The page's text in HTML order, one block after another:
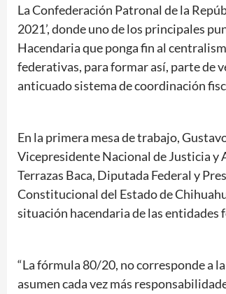
La Confederación Patronal de la
2021’, donde uno de los principales
Hacendaria que ponga fin al
federativas, para formar así, parte de
anticuado sistema de coordinación
En la primera mesa de trabajo,
Vicepresidente Nacional de Justicia y
Terrazas Baca, Diputada Federal y
Constitucional del Estado de
situación hacendaria de las entidades
“La fórmula 80/20, no corresponde a
asumen cada vez más